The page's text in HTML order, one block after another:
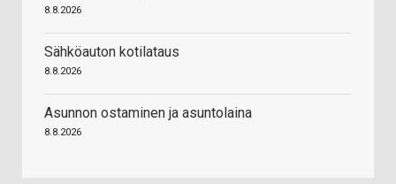
8.8.2026
Sähköauton kotilataus
8.8.2026
Asunnon ostaminen ja asuntolaina
8.8.2026